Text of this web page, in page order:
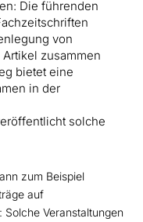
Die führenden
von
zusammen
bietet eine
in der
solche
zum Beispiel
auf
Veranstaltungen